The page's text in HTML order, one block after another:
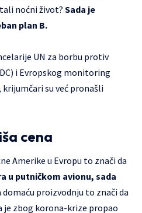
noćni život? Sada je
plan B.
UN za borbu protiv
i Evropskog monitoring
su već pronašli
cena
Amerike u Evropu to znači da
u putničkom avionu, sada
domaću proizvodnju to znači da
je zbog korona-krize propao